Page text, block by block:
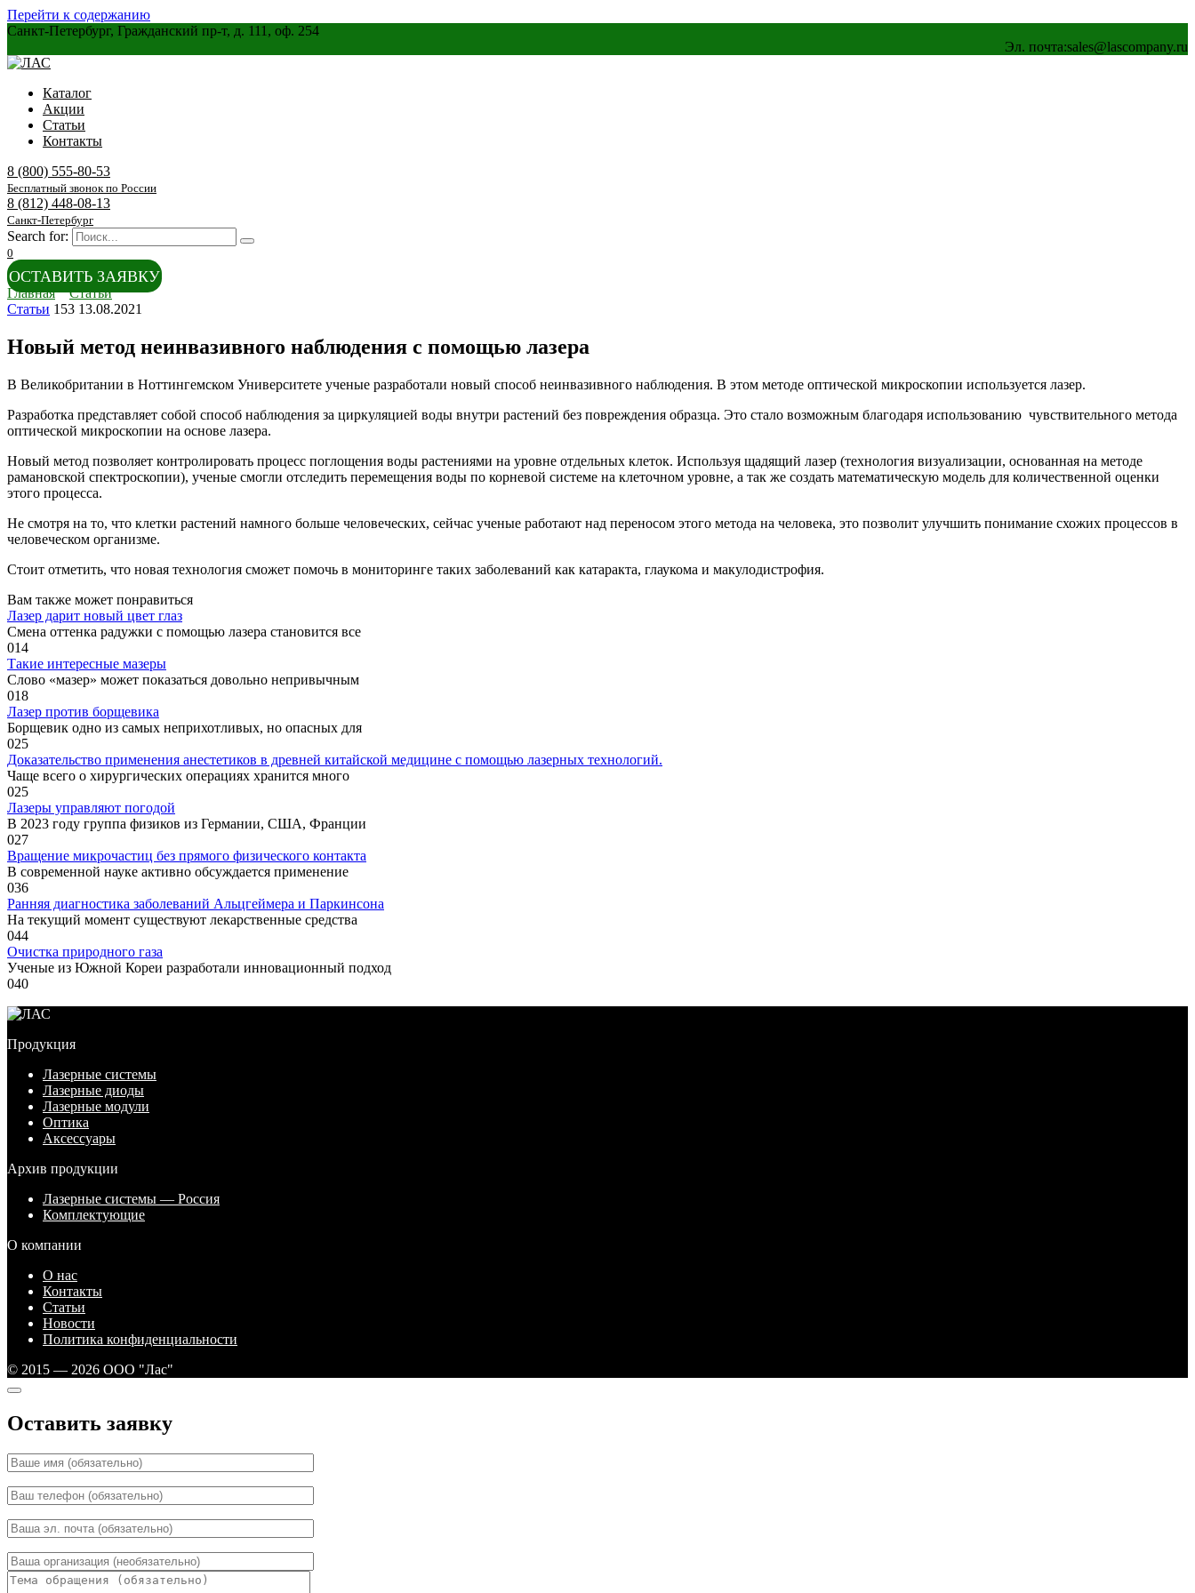
Перейти к содержанию
Санкт-Петербург, Гражданский пр-т, д. 111, оф. 254
Эл. почта:sales@lascompany.ru
Каталог
Акции
Статьи
Контакты
8 (800) 555-80-53
Бесплатный звонок по России
8 (812) 448-08-13
Санкт-Петербург
Search for:
0
ОСТАВИТЬ ЗАЯВКУ
Главная
Статьи
Статьи 153 13.08.2021
Новый метод неинвазивного наблюдения с помощью лазера
В Великобритании в Ноттингемском Университете ученые разработали новый способ неинвазивного наблюдения. В этом методе оптической микроскопии используется лазер.
Разработка представляет собой способ наблюдения за циркуляцией воды внутри растений без повреждения образца. Это стало возможным благодаря использованию чувствительного метода
оптической микроскопии на основе лазера.
Новый метод позволяет контролировать процесс поглощения воды растениями на уровне отдельных клеток. Используя щадящий лазер (технология визуализации, основанная на методе
рамановской спектроскопии), ученые смогли отследить перемещения воды по корневой системе на клеточном уровне, а так же создать математическую модель для количественной оценки
этого процесса.
Не смотря на то, что клетки растений намного больше человеческих, сейчас ученые работают над переносом этого метода на человека, это позволит улучшить понимание схожих процессов в
человеческом организме.
Стоит отметить, что новая технология сможет помочь в мониторинге таких заболеваний как катаракта, глаукома и макулодистрофия.
Вам также может понравиться
Лазер дарит новый цвет глаз
Смена оттенка радужки с помощью лазера становится все
014
Такие интересные мазеры
Слово «мазер» может показаться довольно непривычным
018
Лазер против борщевика
Борщевик одно из самых неприхотливых, но опасных для
025
Доказательство применения анестетиков в древней китайской медицине с помощью лазерных технологий.
Чаще всего о хирургических операциях хранится много
025
Лазеры управляют погодой
В 2023 году группа физиков из Германии, США, Франции
027
Вращение микрочастиц без прямого физического контакта
В современной науке активно обсуждается применение
036
Ранняя диагностика заболеваний Альцгеймера и Паркинсона
На текущий момент существуют лекарственные средства
044
Очистка природного газа
Ученые из Южной Кореи разработали инновационный подход
040
Продукция
Лазерные системы
Лазерные диоды
Лазерные модули
Оптика
Аксессуары
Архив продукции
Лазерные системы — Россия
Комплектующие
О компании
О нас
Контакты
Статьи
Новости
Политика конфиденциальности
© 2015 — 2026 ООО "Лас"
Оставить заявку